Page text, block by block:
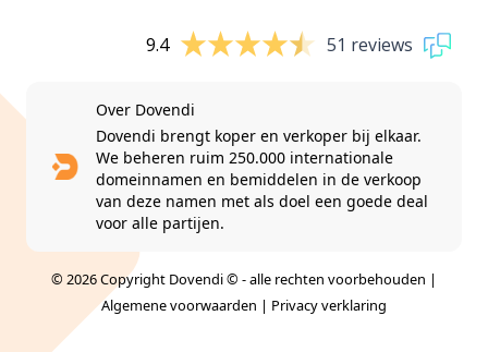
9.4 51 reviews
Over Dovendi
Dovendi brengt koper en verkoper bij elkaar.
We beheren ruim 250.000 internationale
domeinnamen en bemiddelen in de verkoop
van deze namen met als doel een goede deal
voor alle partijen.
© 2026 Copyright Dovendi © - alle rechten voorbehouden |
Algemene voorwaarden | Privacy verklaring